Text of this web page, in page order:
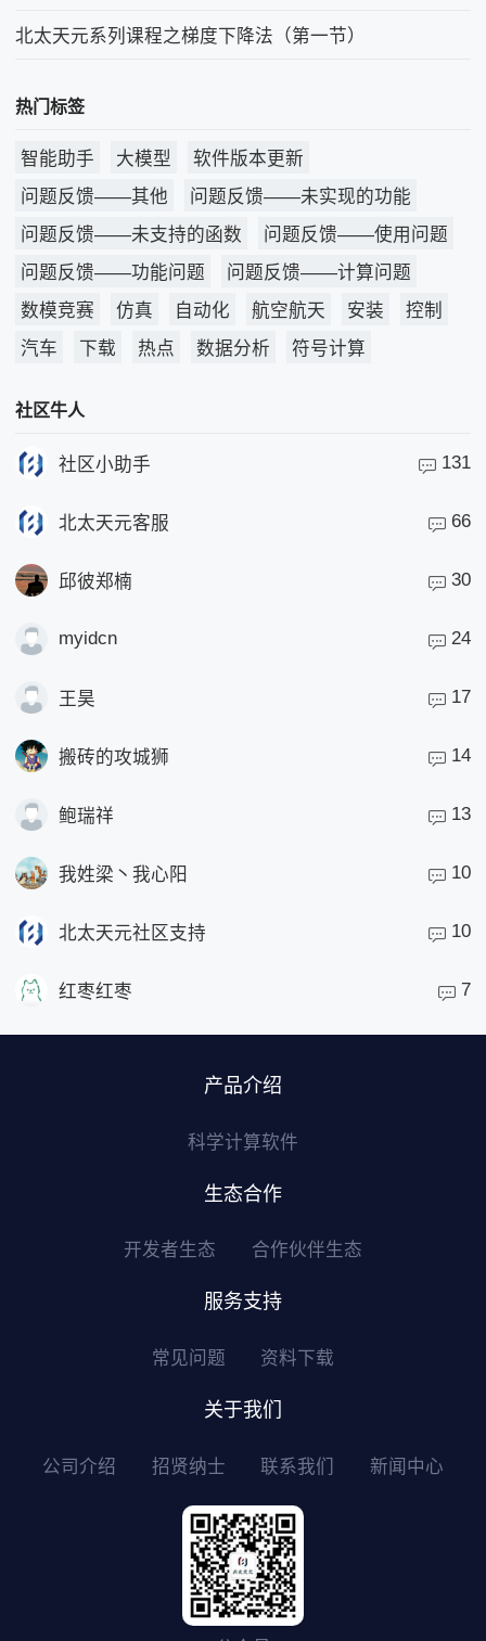
北太天元系列课程之梯度下降法（第一节）
热门标签
智能助手 大模型
软件版本更新
问题反馈——其他
问题反馈——未实现的功能
问题反馈——未支持的函数
问题反馈——使用问题
问题反馈——功能问题
问题反馈——计算问题
数模竞赛
仿真 自动化 航空航天 安装
控制
汽车
下载 热点 数据分析 符号计算
社区牛人
社区小助手 131
北太天元客服 66
邱彼郑楠 30
myidcn 24
王昊 17
搬砖的攻城狮 14
鲍瑞祥 13
我姓梁丶我心阳 10
北太天元社区支持 10
红枣红枣 7
产品介绍
科学计算软件
生态合作
开发者生态 合作伙伴生态
服务支持
常见问题 资料下载
关于我们
公司介绍 招贤纳士 联系我们 新闻中心